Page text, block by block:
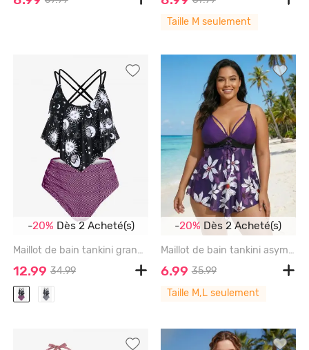
Taille M seulement
-20% Dès 2 Acheté(s)
Maillot de bain tankini grande taille rembourré à rayures imprimées soleil, lune et galaxie - HOT PINK - 4X
12.99 34.99
-20% Dès 2 Acheté(s)
Maillot de bain tankini asymétrique grande taille à imprimé floral et jambes nouées (bretelles réglables) - PURPLE - L | US 12
6.99 35.99
Taille M,L seulement